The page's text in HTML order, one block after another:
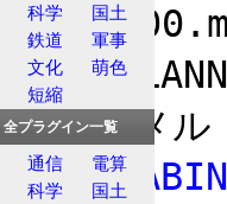
の
  ・CLANNADサントラ (Disc3 - 10トラック目)
●メグメル
  ・
科学
国土
鉄道
軍事
文化
萌色
短縮
全プラグイン一覧
通信
電算
科学
国土